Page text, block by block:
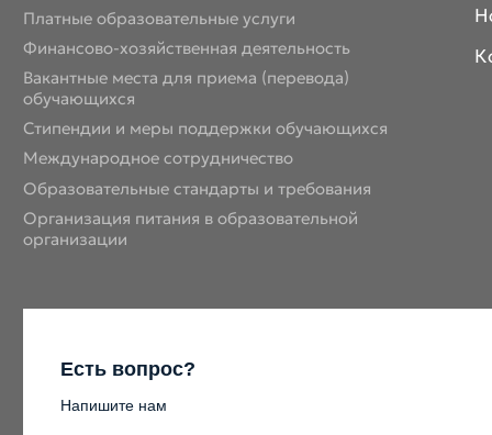
Платные образовательные услуги
Финансово-хозяйственная деятельность
Вакантные места для приема (перевода)
обучающихся
Стипендии и меры поддержки обучающихся
Международное сотрудничество
Образовательные стандарты и требования
Организация питания в образовательной
организации
Есть вопрос?
Напишите нам